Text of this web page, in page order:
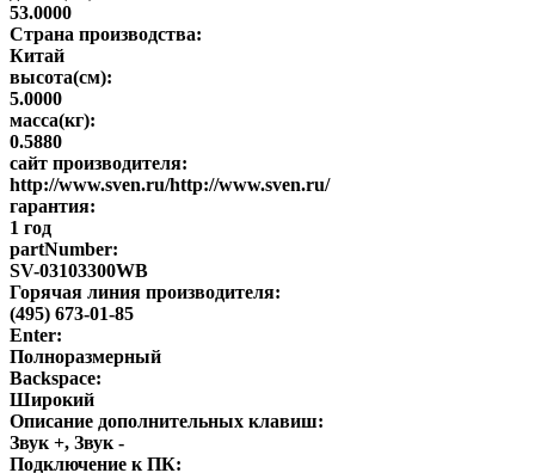
53.0000
Страна производства:
Китай
высота(см):
5.0000
масса(кг):
0.5880
сайт производителя:
http://www.sven.ru/http://www.sven.ru/
гарантия:
1 год
partNumber:
SV-03103300WB
Горячая линия производителя:
(495) 673-01-85
Enter:
Полноразмерный
Backspace:
Широкий
Описание дополнительных клавиш:
Звук +, Звук -
Подключение к ПК: